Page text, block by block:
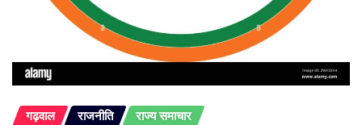
गढ़वाल राजनीति राज्य समाचार